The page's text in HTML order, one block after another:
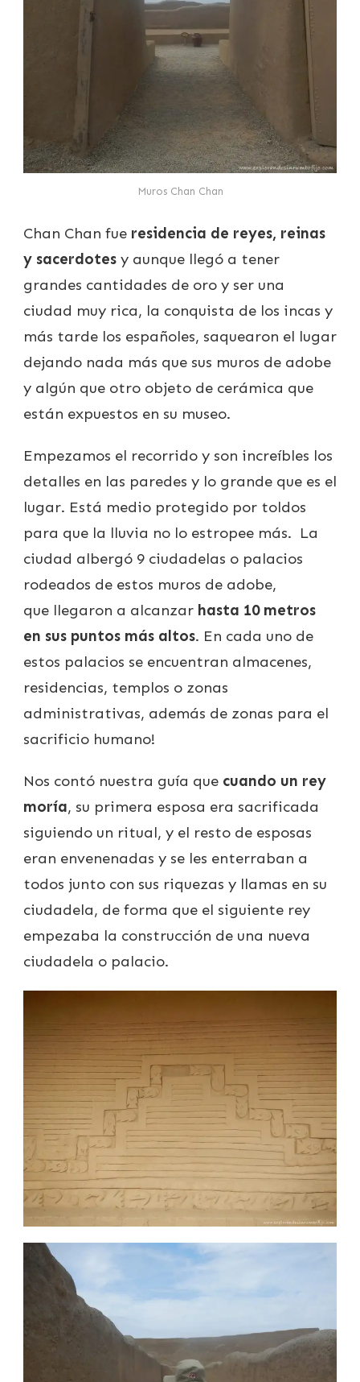
Muros Chan Chan
Chan Chan fue residencia de reyes, reinas
y sacerdotes y aunque llegó a tener
grandes cantidades de oro y ser una
ciudad muy rica, la conquista de los incas y
más tarde los españoles, saquearon el lugar
dejando nada más que sus muros de adobe
y algún que otro objeto de cerámica que
están expuestos en su museo.
Empezamos el recorrido y son increíbles los
detalles en las paredes y lo grande que es el
lugar. Está medio protegido por toldos
para que la lluvia no lo estropee más. La
ciudad albergó 9 ciudadelas o palacios
rodeados de estos muros de adobe,
que llegaron a alcanzar hasta 10 metros
en sus puntos más altos. En cada uno de
estos palacios se encuentran almacenes,
residencias, templos o zonas
administrativas, además de zonas para el
sacrificio humano!
Nos contó nuestra guía que cuando un rey
moría, su primera esposa era sacrificada
siguiendo un ritual, y el resto de esposas
eran envenenadas y se les enterraban a
todos junto con sus riquezas y llamas en su
ciudadela, de forma que el siguiente rey
empezaba la construcción de una nueva
ciudadela o palacio.